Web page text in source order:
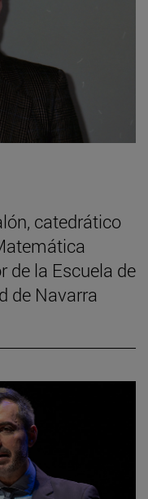
catedrático
de la Escuela de
de Navarra